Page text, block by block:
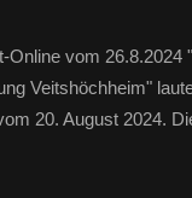
Online vom 26.8.2024
Veitshöchheim"
20. August 2024.